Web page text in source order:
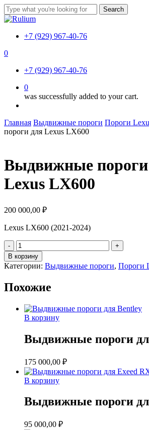
Skip
to
content
Search
Close
+7 (929) 967-40-76
0
+7 (929) 967-40-76
0
was successfully added to your cart.
Главная Выдвижные пороги Пороги
пороги для Lexus LX600
Выдвижные
Lexus LX600
200 000,00 ₽
Lexus LX600 (2021-2024)
Количество
товара
Выдвижные
пороги
Lexus
В корзину
Категории: Выдвижные пороги, Пороги
Похожие
В корзину
Выдвижные пороги
175 000,00 ₽
В корзину
Выдвижные пороги
95 000,00 ₽